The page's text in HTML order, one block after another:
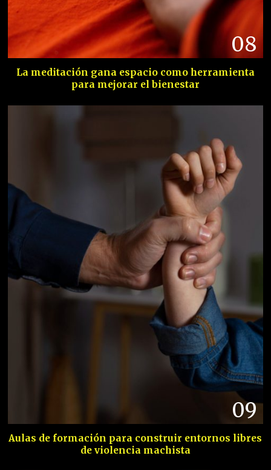
08
La meditación gana espacio como herramienta
para mejorar el bienestar
09
Aulas de formación para construir entornos libres
de violencia machista